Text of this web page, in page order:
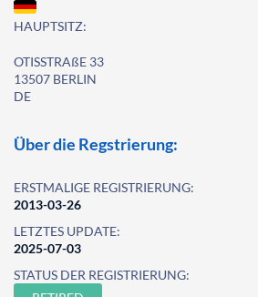
HAUPTSITZ:
OTISSTRAßE 33
13507 BERLIN
DE
Über die Regstrierung:
ERSTMALIGE REGISTRIERUNG:
2013-03-26
LETZTES UPDATE:
2025-07-03
STATUS DER REGISTRIERUNG: